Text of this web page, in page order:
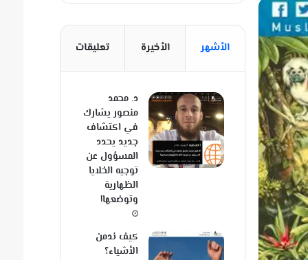
الأشهر الأخيرة تعليقات
د. محمد
منصور يشارك
في اكتشاف
جديد يحدد
المسؤول عن
توجيه الخلايا
الظهارية
وتوضعها!
كيف ندمن
الأشياء؟